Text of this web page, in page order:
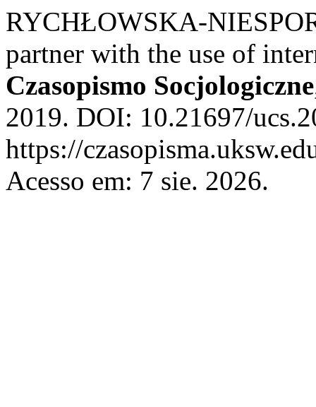
RYCHŁOWSKA-
partner with the use of
Czasopismo Socjologiczne
2019. DOI: 10.21697/
https://
Acesso em: 7 sie. 2026.